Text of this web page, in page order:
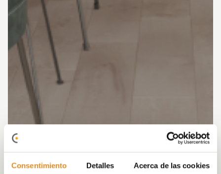
Consentimiento Detalles Acerca de las cookies